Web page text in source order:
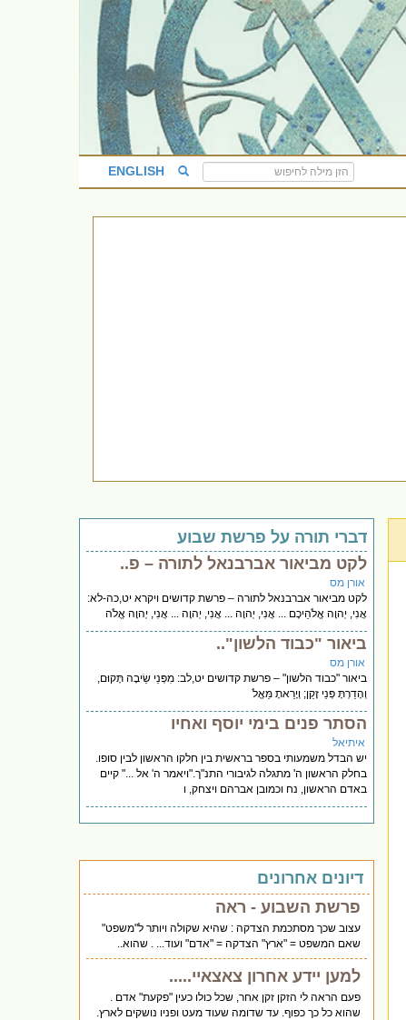
ENGLISH
דברי תורה על פרשת שבוע
לקט מביאור אברבנאל לתורה – פ..
אורן מס
לקט מביאור אברבנאל לתורה – פרשת קדושים ויקרא יט,כה-לא:
אֲנִי, יְהוָה אֱלֹהֵיכֶם ... אֲנִי, יְהוָה ... אֲנִי, יְהוָה ... אֲנִי, יְהוָה אֱלֹה
ביאור "כבוד הלשון"..
אורן מס
ביאור "כבוד הלשון" – פרשת קדושים יט,לב: מִפְּנֵי שֵׂיבָה תָּקוּם,
וְהָדַרְתָּ פְּנֵי זָקֵן; וְיָרֵאתָ מֵּאֱלֹ
הסתר פנים בימי יוסף ואחיו
איתיאל
יש הבדל משמעותי בספר בראשית בין חלקו הראשון לבין סופו.
בחלק הראשון ה' מתגלה לגיבורי התנ"ך."ויאמר ה' אל ..." קיים
באדם הראשון, נח וכמובן אברהם ויצחק, ו
דיונים אחרונים
פרשת השבוע - ראה
עצוב שכך מסתכמת הצדקה : שהיא שקולה ויותר ל"משפט"
שאם המשפט = "ארץ" הצדקה = "אדם" ועוד... . שהוא..
למען יידע אחרון צאצאיי.....
פעם הראה לי הזקן זקן אחר, שכל כולו כעין "פקעת" אדם .
שהוא כל כך כפוף. עד שדומה שעוד מעט ופניו נושקים לארץ.